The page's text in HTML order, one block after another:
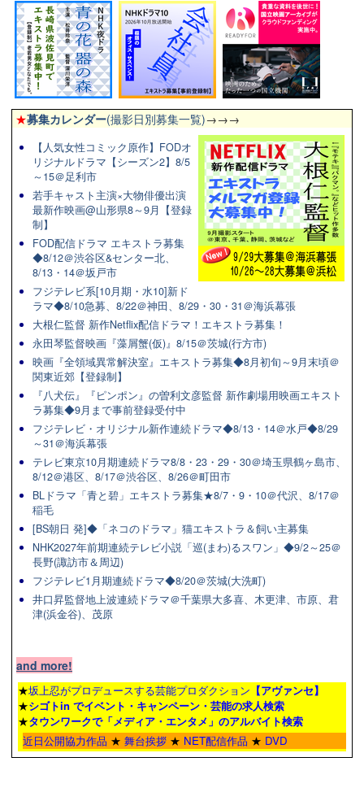
★募集カレンダー(撮影日別募集一覧)→→→
【人気女性コミック原作】FODオ
リジナルドラマ【シーズン2】8/5
～15＠足利市
若手キャスト主演×大物俳優出演
最新作映画@山形県8～9月【登録
制】
FOD配信ドラマ エキストラ募集
◆8/12＠渋谷区&センター北、
8/13・14＠坂戸市
フジテレビ系[10月期・水10]新ド
ラマ◆8/10急募、8/22＠神田、8/29・30・31＠海浜幕張
大根仁監督 新作Netflix配信ドラマ！エキストラ募集！
永田琴監督映画『藻屑蟹(仮)』8/15＠茨城(行方市)
映画『全領域異常解決室』エキストラ募集◆8月初旬～9月末頃＠
関東近郊【登録制】
『八犬伝』『ピンポン』の曽利文彦監督 新作劇場用映画エキスト
ラ募集◆9月まで事前登録受付中
フジテレビ・オリジナル新作連続ドラマ◆8/13・14＠水戸◆8/29
～31＠海浜幕張
テレビ東京10月期連続ドラマ8/8・23・29・30＠埼玉県鶴ヶ島市、
8/12＠港区、8/17＠渋谷区、8/26＠町田市
BLドラマ「青と碧」エキストラ募集★8/7・9・10＠代沢、8/17＠
稲毛
[BS朝日 発]◆「ネコのドラマ」猫エキストラ＆飼い主募集
NHK2027年前期連続テレビ小説「巡(まわ)るスワン」◆9/2～25＠
長野(諏訪市＆周辺)
フジテレビ1月期連続ドラマ◆8/20＠茨城(大洗町)
井口昇監督地上波連続ドラマ＠千葉県大多喜、木更津、市原、君
津(浜金谷)、茂原
and more!
★坂上忍がプロデュースする芸能プロダクション 【アヴァンセ】
★シゴトin でイベント・キャンペーン・芸能の求人検索
★タウンワークで「メディア・エンタメ」のアルバイト検索
近日公開協力作品 ★ 舞台挨拶 ★ NET配信作品 ★ DVD